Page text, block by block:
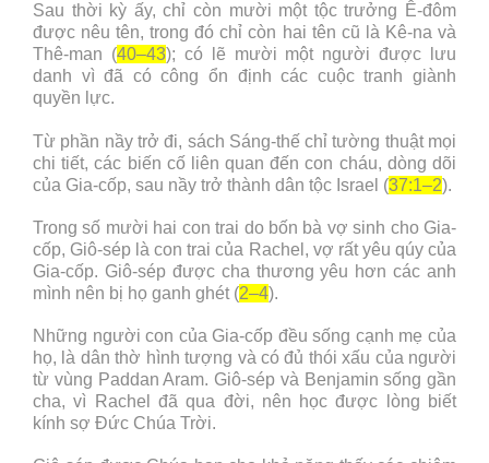
Sau thời kỳ ấy, chỉ còn mười một tộc trưởng Ê-đôm
được nêu tên, trong đó chỉ còn hai tên cũ là Kê-na và
Thê-man (40–43); có lẽ mười một người được lưu
danh vì đã có công ổn định các cuộc tranh giành
quyền lực.
Từ phần nầy trở đi, sách Sáng-thế chỉ tường thuật mọi
chi tiết, các biến cố liên quan đến con cháu, dòng dõi
của Gia-cốp, sau nầy trở thành dân tộc Israel (37:1–2).
Trong số mười hai con trai do bốn bà vợ sinh cho Gia-
cốp, Giô-sép là con trai của Rachel, vợ rất yêu qúy của
Gia-cốp. Giô-sép được cha thương yêu hơn các anh
mình nên bị họ ganh ghét (2–4).
Những người con của Gia-cốp đều sống cạnh mẹ của
họ, là dân thờ hình tượng và có đủ thói xấu của người
từ vùng Paddan Aram. Giô-sép và Benjamin sống gần
cha, vì Rachel đã qua đời, nên học được lòng biết
kính sợ Đức Chúa Trời.